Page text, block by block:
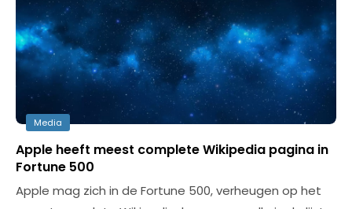
Media
Apple heeft meest complete Wikipedia pagina in
Fortune 500
Apple mag zich in de Fortune 500, verheugen op het